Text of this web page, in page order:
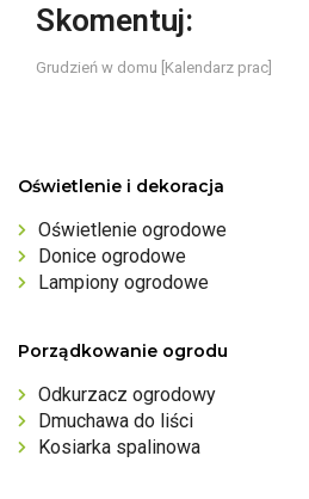
Skomentuj:
Grudzień w domu [Kalendarz prac]
Oświetlenie i dekoracja
Oświetlenie ogrodowe
Donice ogrodowe
Lampiony ogrodowe
Porządkowanie ogrodu
Odkurzacz ogrodowy
Dmuchawa do liści
Kosiarka spalinowa